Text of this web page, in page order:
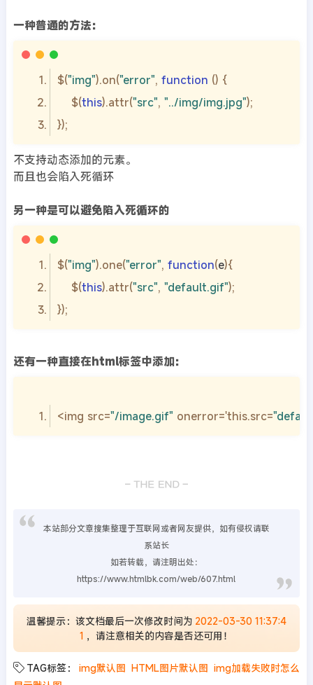
一种普通的方法：
$("img").on("error", function () {
$(this).attr("src", "../img/img.jpg"
不支持动态添加的元素。
而且也会陷入死循环
另一种是可以避免陷入死循环的
$("img").one("error", function(e) {
$(this).attr("src", "default.gif"
还有一种直接在html标签中添加：
<img src="/image.gif" onerror='this.src=
本站部分文章搜集整理于互联网或者网友提供，如有侵权请联
系站长
如若转载，请注明出处：
https://www.htmlbk.com/web/607.html
温馨提示：该文档最后一次修改时间为 2022-03-30 11:37:4
1 ，请注意相关的内容是否还可用！
TAG标签： img默认图 HTML图片默认图 img加载失败时怎么